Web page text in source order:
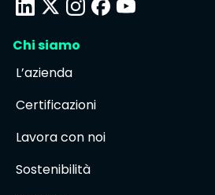
Chi siamo
L’azienda
Certificazioni
Lavora con noi
Sostenibilità